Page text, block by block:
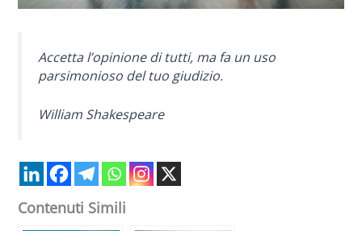
Accetta l’opinione di tutti, ma fa un uso
parsimonioso del tuo giudizio.
William Shakespeare
Contenuti Simili